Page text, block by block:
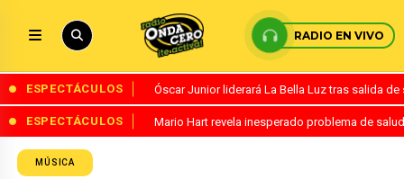
RADIO EN VIVO
ESPECTÁCULOS Óscar Junior liderará La Bella Luz tras salida
ESPECTÁCULOS Mario Hart revela inesperado problema de
MÚSICA